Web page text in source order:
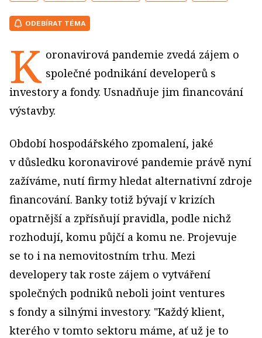
ODEBÍRAT TÉMA
K oronavirová pandemie zvedá zájem o
společné podnikání developerů s
investory a fondy. Usnadňuje jim financování
výstavby.
Období hospodářského zpomalení, jaké
v důsledku koronavirové pandemie právě nyní
zažíváme, nutí firmy hledat alternativní zdroje
financování. Banky totiž bývají v krizích
opatrnější a zpřísňují pravidla, podle nichž
rozhodují, komu půjčí a komu ne. Projevuje
se to i na nemovitostním trhu. Mezi
developery tak roste zájem o vytváření
společných podniků neboli joint ventures
s fondy a silnými investory. "Každý klient,
kterého v tomto sektoru máme, ať už je to